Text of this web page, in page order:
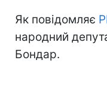
Як повідомляє
народний
Бондар.